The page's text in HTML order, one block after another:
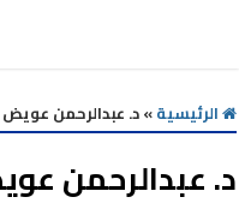
الرئيسية»د. عبدالرحمن عويض
د. عبدالرحمن